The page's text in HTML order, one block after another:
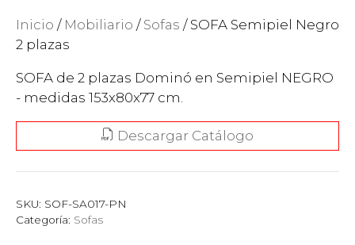
Inicio / Mobiliario / Sofas / SOFA Semipiel Negro
2 plazas
SOFA de 2 plazas Dominó en Semipiel NEGRO
- medidas 153x80x77 cm.
Descargar Catálogo
SKU: SOF-SA017-PN
Categoría: Sofas